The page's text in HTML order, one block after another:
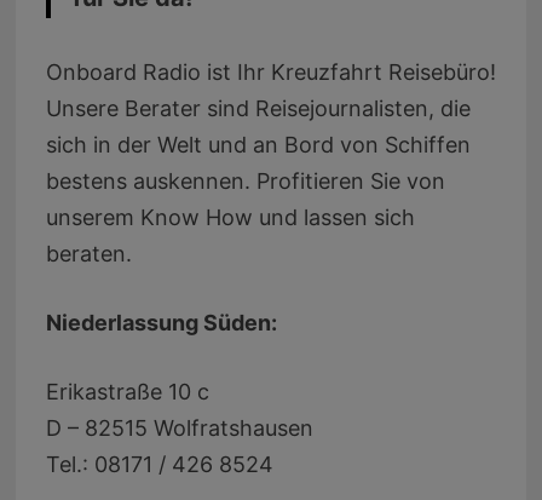
Onboard Radio ist Ihr Kreuzfahrt Reisebüro!
Unsere Berater sind Reisejournalisten, die
sich in der Welt und an Bord von Schiffen
bestens auskennen. Profitieren Sie von
unserem Know How und lassen sich
beraten.
Niederlassung Süden:
Erikastraße 10 c
D – 82515 Wolfratshausen
Tel.: 08171 / 426 8524